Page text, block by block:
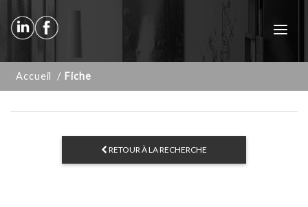
Accueil / Fiche
RETOUR À LA RECHERCHE